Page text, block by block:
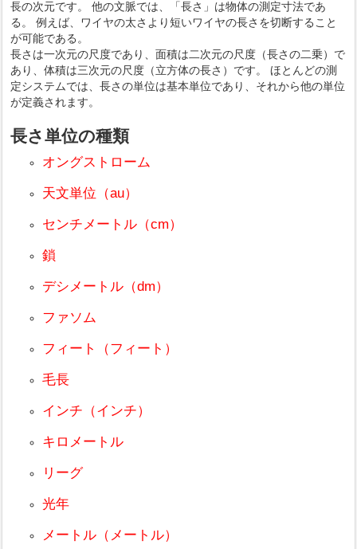
長の次元です。 他の文脈では、「長さ」は物体の測定寸法であ
る。 例えば、ワイヤの太さより短いワイヤの長さを切断すること
が可能である。
長さは一次元の尺度であり、面積は二次元の尺度（長さの二乗）で
あり、体積は三次元の尺度（立方体の長さ）です。 ほとんどの測
定システムでは、長さの単位は基本単位であり、それから他の単位
が定義されます。
長さ単位の種類
オングストローム
天文単位（au）
センチメートル（cm）
鎖
デシメートル（dm）
ファソム
フィート（フィート）
毛長
インチ（インチ）
キロメートル
リーグ
光年
メートル（メートル）